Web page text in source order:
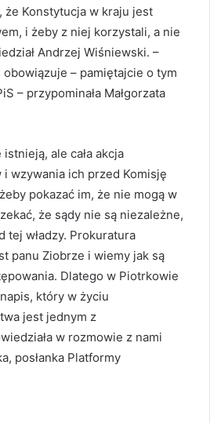
że Konstytucja w kraju jest
i żeby z niej korzystali, a nie
Andrzej Wiśniewski. –
obowiązuje – pamiętajcie o tym
– przypominała Małgorzata
ale cała akcja
wzywania ich przed Komisję
pokazać im, że nie mogą w
że sądy nie są niezależne,
tej władzy. Prokuratura
panu Ziobrze i wiemy jak są
Dlatego w Piotrkowie
który w życiu
jest jednym z
w rozmowie z nami
posłanka Platformy